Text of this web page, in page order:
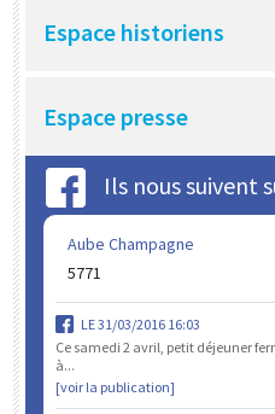
Espace historiens
Espace presse
Ils nous suivent
Aube Champagne
5771
LE 31/03/2016 16:03
Ce samedi 2 avril, petit déjeuner
à...
[voir la publication]